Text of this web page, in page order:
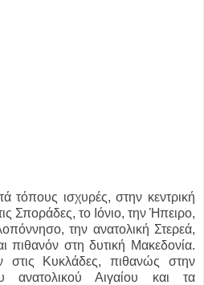
τόπους ισχυρές, στην κεντρική
Σποράδες, το Ιόνιο, την Ήπειρο,
την ανατολική Στερεά,
πιθανόν στη δυτική Μακεδονία.
στις Κυκλάδες, πιθανώς στην
Αιγαίου και τα